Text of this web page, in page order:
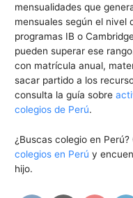
mensualidades que
mensuales según el nivel
programas IB o
pueden superar ese
con matrícula anual,
sacar partido a los
consulta la guía sobre
colegios de Perú.
¿Buscas colegio en
colegios en Perú y
hijo.